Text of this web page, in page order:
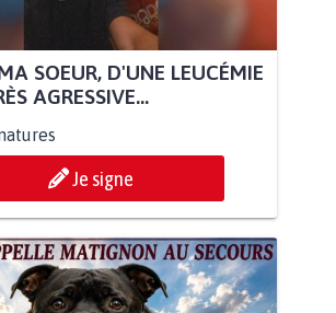
SOEUR, D'UNE LEUCÉMIE
AGRESSIVE...
Je signe